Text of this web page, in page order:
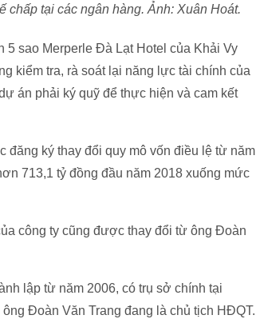
chấp tại các ngân hàng. Ảnh: Xuân Hoát.
sao Merperle Đà Lạt Hotel của Khải Vy
kiểm tra, rà soát lại năng lực tài chính của
án phải ký quỹ để thực hiện và cam kết
đăng ký thay đổi quy mô vốn điều lệ từ năm
713,1 tỷ đồng đầu năm 2018 xuống mức
công ty cũng được thay đổi từ ông Đoàn
lập từ năm 2006, có trụ sở chính tại
Đoàn Văn Trang đang là chủ tịch HĐQT.